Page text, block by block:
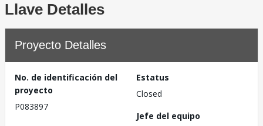
Llave Detalles
Proyecto Detalles
No. de identificación del
proyecto
P083897
Estatus
Closed
Jefe del equipo